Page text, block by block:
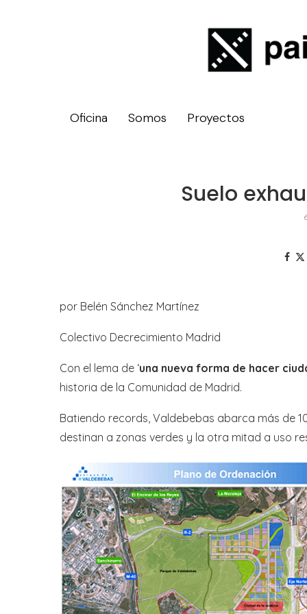
Oficina Somos Proyectos
Suelo
por Belén Sánchez Martínez
Colectivo Decrecimiento Madrid
Con el lema de ‘una nueva forma de hacer
historia de la Comunidad de Madrid.
Batiendo records, Valdebebas abarca más de
destinan a zonas verdes y la otra mitad a uso